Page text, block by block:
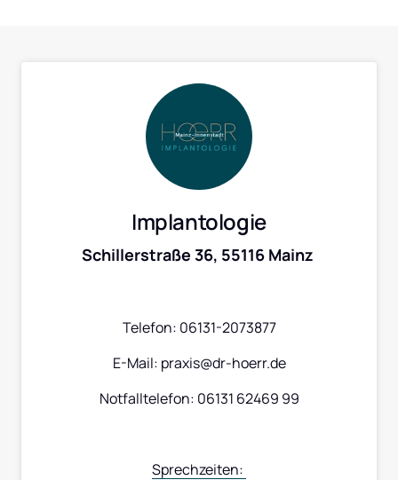
Implantologie
Schillerstraße 36, 55116 Mainz
Telefon: 06131-2073877
E-Mail: praxis@dr-hoerr.de
Notfalltelefon: 06131 62469 99
Sprechzeiten: